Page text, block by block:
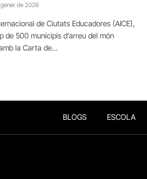
gener de 2026
de Ciutats Educadores (AICE),
de 500 municipis d’arreu del món
la Carta de…
BLOGS ESCOLA